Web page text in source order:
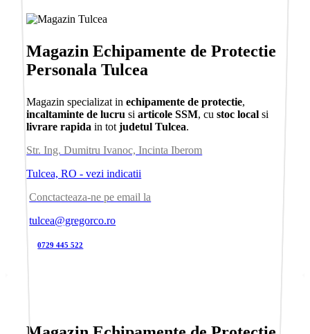
Magazin Echipamente de Protectie
Personala Tulcea
Magazin specializat inechipamente de protectie,
incaltaminte de lucru siarticole SSM, cu stoc local si
livrare rapida in totjudetul Tulcea.
Str. Ing. Dumitru Ivanoc, Incinta Iberom
Tulcea, RO - vezi indicatii
Conctacteaza-ne pe email la
tulcea@gregorco.ro
0729 445 522